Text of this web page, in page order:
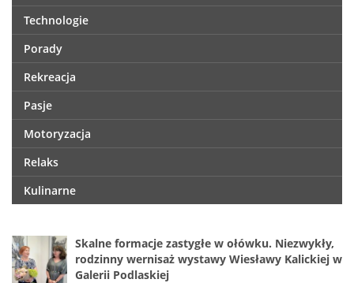
Technologie
Porady
Rekreacja
Pasje
Motoryzacja
Relaks
Kulinarne
Skalne formacje zastygłe w ołówku. Niezwykły,
rodzinny wernisaż wystawy Wiesławy Kalickiej w
Galerii Podlaskiej